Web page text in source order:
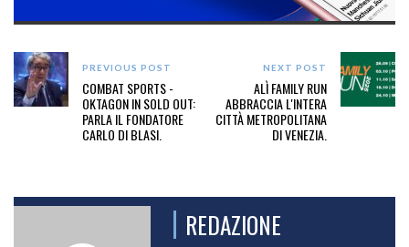
PREVIOUS POST
COMBAT SPORTS -
OKTAGON IN SOLD OUT:
PARLA IL FONDATORE
CARLO DI BLASI.
NEXT POST
ALÌ FAMILY RUN
ABBRACCIA L'INTERA
CITTÀ METROPOLITANA
DI VENEZIA.
REDAZIONE